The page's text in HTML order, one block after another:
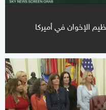
الإخوان في أميركا